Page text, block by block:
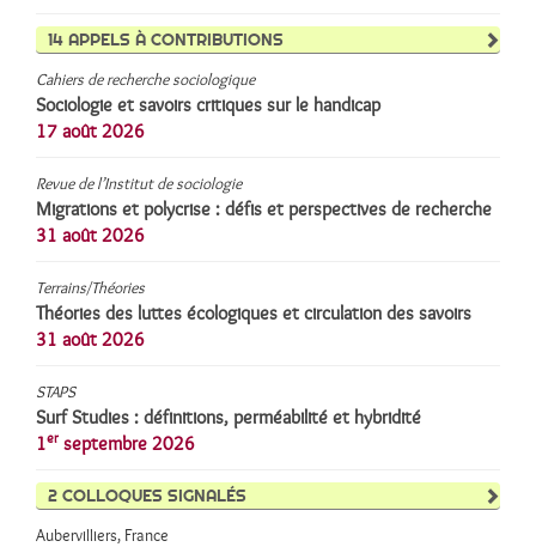
14 APPELS À CONTRIBUTIONS
Cahiers de recherche sociologique
Sociologie et savoirs critiques sur le handicap
17 août 2026
Revue de l’Institut de sociologie
Migrations et polycrise : défis et perspectives de recherche
31 août 2026
Terrains/Théories
Théories des luttes écologiques et circulation des savoirs
31 août 2026
STAPS
Surf Studies : définitions, perméabilité et hybridité
1er septembre 2026
2 COLLOQUES SIGNALÉS
Aubervilliers, France